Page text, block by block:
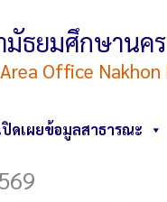
มัธยมศึกษานค
Office Nakhon
ปิดเผยข้อมูลสาธารณะ